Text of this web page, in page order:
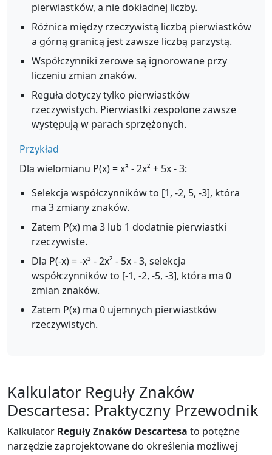
pierwiastków, a nie dokładnej liczby.
Różnica między rzeczywistą liczbą pierwiastków
a górną granicą jest zawsze liczbą parzystą.
Współczynniki zerowe są ignorowane przy
liczeniu zmian znaków.
Reguła dotyczy tylko pierwiastków
rzeczywistych. Pierwiastki zespolone zawsze
występują w parach sprzężonych.
Przykład
Dla wielomianu P(x) = x³ - 2x² + 5x - 3:
Selekcja współczynników to [1, -2, 5, -3], która
ma 3 zmiany znaków.
Zatem P(x) ma 3 lub 1 dodatnie pierwiastki
rzeczywiste.
Dla P(-x) = -x³ - 2x² - 5x - 3, selekcja
współczynników to [-1, -2, -5, -3], która ma 0
zmian znaków.
Zatem P(x) ma 0 ujemnych pierwiastków
rzeczywistych.
Kalkulator Reguły Znaków
Descartesa: Praktyczny Przewodnik
Kalkulator Reguły Znaków Descartesa to potężne
narzędzie zaprojektowane do określenia możliwej